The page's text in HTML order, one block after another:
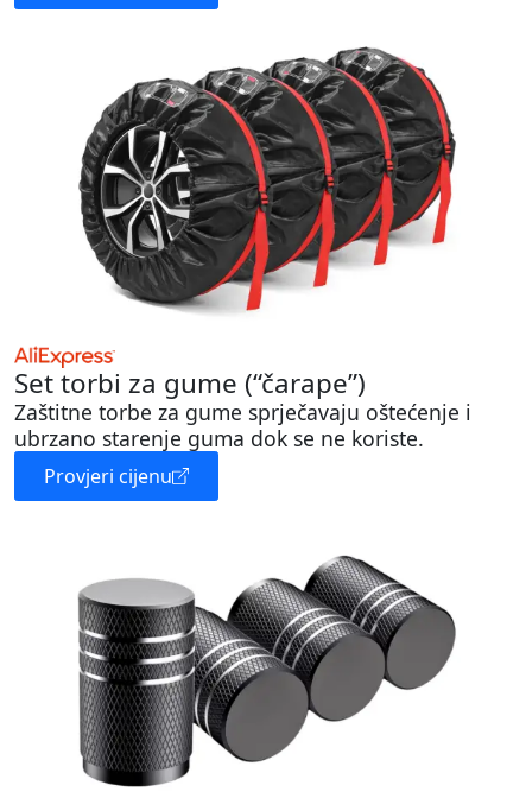
Set torbi za gume (“čarape”)
Zaštitne torbe za gume sprječavaju oštećenje i
ubrzano starenje guma dok se ne koriste.
Provjeri cijenu